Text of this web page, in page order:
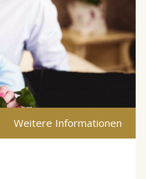
Weitere Informationen